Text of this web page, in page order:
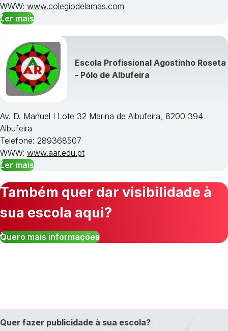
WWW: www.colegiodelamas.com
Ler mais
Escola Profissional Agostinho Roseta
- Pólo de Albufeira
Av. D. Manuel I Lote 32 Marina de Albufeira, 8200 394
Albufeira
Telefone: 289368507
WWW: www.aar.edu.pt
Ler mais
Também quer dar visibilidade à
sua escola aqui?
Quero mais informações
Quer fazer publicidade à sua escola?